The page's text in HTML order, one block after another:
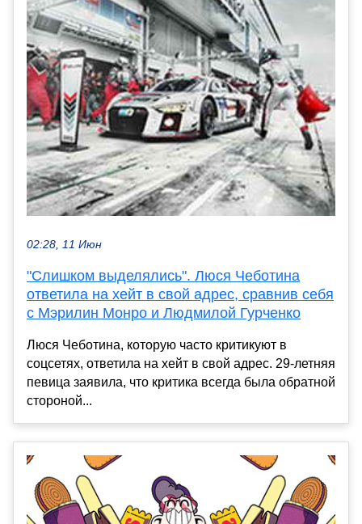
02:28, 11 Июн
"Слишком выделялись". Люся Чеботина
ответила на хейт в свой адрес, сравнив себя
с Мэрилин Монро и Людмилой Гурченко
Люся Чеботина, которую часто критикуют в
соцсетях, ответила на хейт в свой адрес. 29-летняя
певица заявила, что критика всегда была обратной
стороной...